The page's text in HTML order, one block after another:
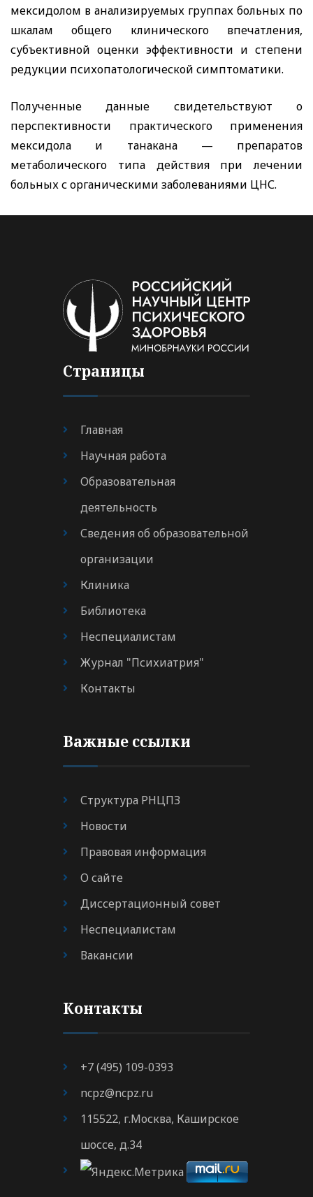
мексидолом в анализируемых группах больных по
шкалам общего клинического впечатления,
субъективной оценки эффективности и степени
редукции психопатологической симптоматики.
Полученные данные свидетельствуют о
перспективности практического применения
мексидола и танакана — препаратов
метаболического типа действия при лечении
больных с органическими заболеваниями ЦНС.
Страницы
Главная
Научная работа
Образовательная
деятельность
Сведения об образовательной
организации
Клиника
Библиотека
Неспециалистам
Журнал "Психиатрия"
Контакты
Важные ссылки
Структура РНЦПЗ
Новости
Правовая информация
О сайте
Диссертационный совет
Неспециалистам
Вакансии
Контакты
+7 (495) 109-0393
ncpz@ncpz.ru
115522, г.Москва, Каширское
шоссе, д.34